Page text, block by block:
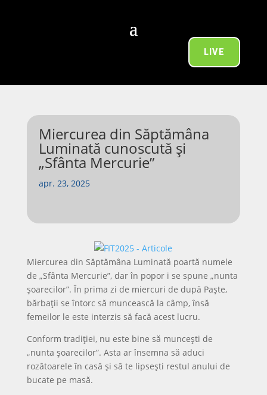
LIVE
Miercurea din Săptămâna
Luminată cunoscută și
„Sfânta Mercurie”
apr. 23, 2025
Miercurea din Săptămâna Luminată poartă numele
de „Sfânta Mercurie”, dar în popor i se spune „nunta
şoarecilor”. În prima zi de miercuri de după Paște,
bărbaţii se întorc să muncească la câmp, însă
femeilor le este interzis să facă acest lucru.
Conform tradiţiei, nu este bine să munceşti de
„nunta şoarecilor”. Asta ar însemna să aduci
rozătoarele în casă şi să te lipseşti restul anului de
bucate pe masă.